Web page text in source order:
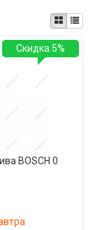
BOSCH 0
Скидка 5%